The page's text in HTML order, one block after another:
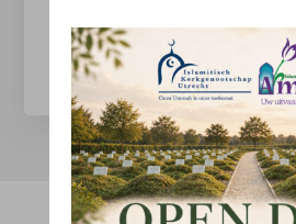
islamitische...
LEES MEER